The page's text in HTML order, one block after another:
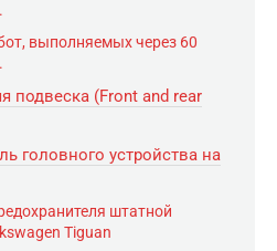
выполняемых через 60
подвеска (Front and rear
головного устройства на
штатной
Tiguan